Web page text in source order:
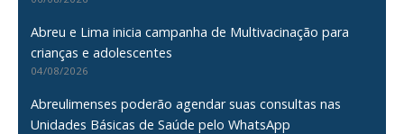
Abreu e Lima inicia campanha de Multivacinação para
crianças e adolescentes
04/08/2026
Abreulimenses poderão agendar suas consultas nas
Unidades Básicas de Saúde pelo WhatsApp